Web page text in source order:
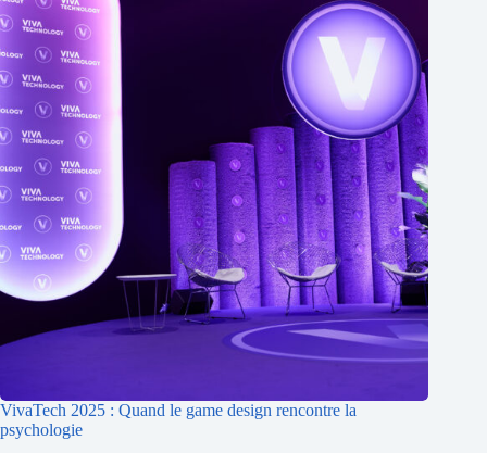
VivaTech 2025 : Quand le game design rencontre la
psychologie